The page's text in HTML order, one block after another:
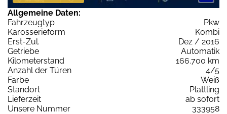
Allgemeine Daten:
Fahrzeugtyp
Pkw
Karosserieform
Kombi
Erst-Zul.
Dez / 2016
Getriebe
Automatik
Kilometerstand
166.700 km
Anzahl der Türen
4/5
Farbe
Weiß
Standort
Plattling
Lieferzeit
ab sofort
Unsere Nummer
333958